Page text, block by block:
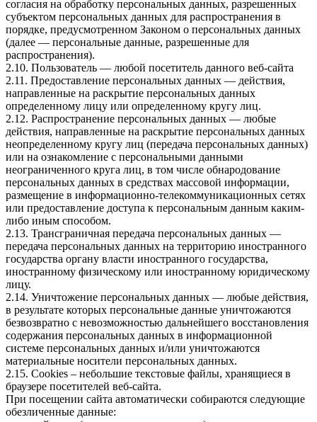
согласия на обработку персональных данных, разрешенных
субъектом персональных данных для распространения в
порядке, предусмотренном Законом о персональных данных
(далее — персональные данные, разрешенные для
распространения).
2.10. Пользователь — любой посетитель данного веб-сайта
2.11. Предоставление персональных данных — действия,
направленные на раскрытие персональных данных
определенному лицу или определенному кругу лиц.
2.12. Распространение персональных данных — любые
действия, направленные на раскрытие персональных данных
неопределенному кругу лиц (передача персональных данных)
или на ознакомление с персональными данными
неограниченного круга лиц, в том числе обнародование
персональных данных в средствах массовой информации,
размещение в информационно-телекоммуникационных сетях
или предоставление доступа к персональным данным каким-
либо иным способом.
2.13. Трансграничная передача персональных данных —
передача персональных данных на территорию иностранного
государства органу власти иностранного государства,
иностранному физическому или иностранному юридическому
лицу.
2.14. Уничтожение персональных данных — любые действия,
в результате которых персональные данные уничтожаются
безвозвратно с невозможностью дальнейшего восстановления
содержания персональных данных в информационной
системе персональных данных и/или уничтожаются
материальные носители персональных данных.
2.15. Cookies – небольшие текстовые файлы, хранящиеся в
браузере посетителей веб-сайта.
При посещении сайта автоматически собираются следующие
обезличенные данные: